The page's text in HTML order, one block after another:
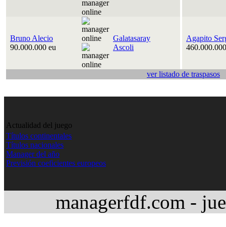
Bruno Alecio
90.000.000 eu
Galatasaray
Ascoli
Agapito
ver listado de traspasos
Actualidad del juego
Títulos continentales
Títulos nacionales
Manager del año
Previsión coeficientes europeos
managerfdf.com -